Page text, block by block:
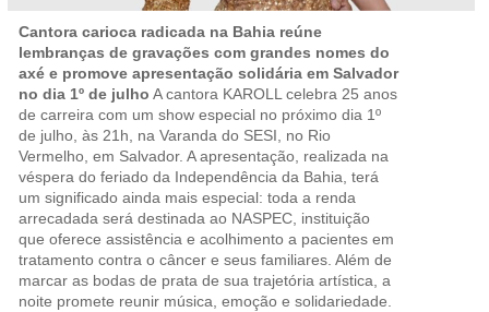
Cantora carioca radicada na Bahia reúne
lembranças de gravações com grandes nomes do
axé e promove apresentação solidária em Salvador
no dia 1º de julho A cantora KAROLL celebra 25 anos
de carreira com um show especial no próximo dia 1º
de julho, às 21h, na Varanda do SESI, no Rio
Vermelho, em Salvador. A apresentação, realizada na
véspera do feriado da Independência da Bahia, terá
um significado ainda mais especial: toda a renda
arrecadada será destinada ao NASPEC, instituição
que oferece assistência e acolhimento a pacientes em
tratamento contra o câncer e seus familiares. Além de
marcar as bodas de prata de sua trajetória artística, a
noite promete reunir música, emoção e solidariedade.